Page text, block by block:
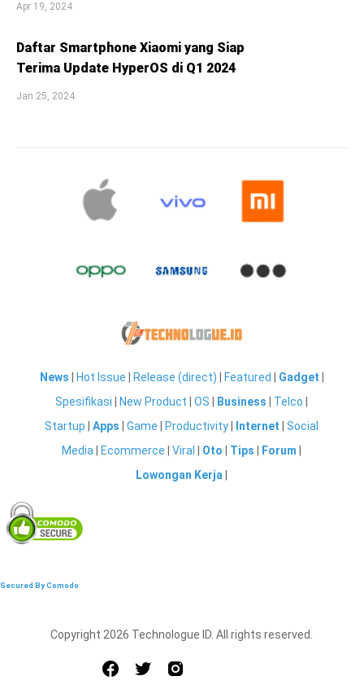
Apr 19, 2024
Daftar Smartphone Xiaomi yang Siap
Terima Update HyperOS di Q1 2024
Jan 25, 2024
News Hot Issue Release (direct) Featured Gadget
Spesifikasi
New Product |OS Business Telco
Startup |Apps |Game Productivity Internet |Social
Media
Ecommerce |Viral Oto Tips Forum
Lowongan Kerja
Secured By Comodo
Copyright 2026 Technologue ID. All rights reserved.